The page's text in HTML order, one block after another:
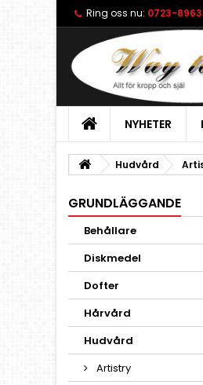
Ring oss nu: 0723-
NYHETER
Hudvård
GRUNDLÄGGANDE
Behållare
Diskmedel
Dofter
Hårvård
Hudvård
Artistry